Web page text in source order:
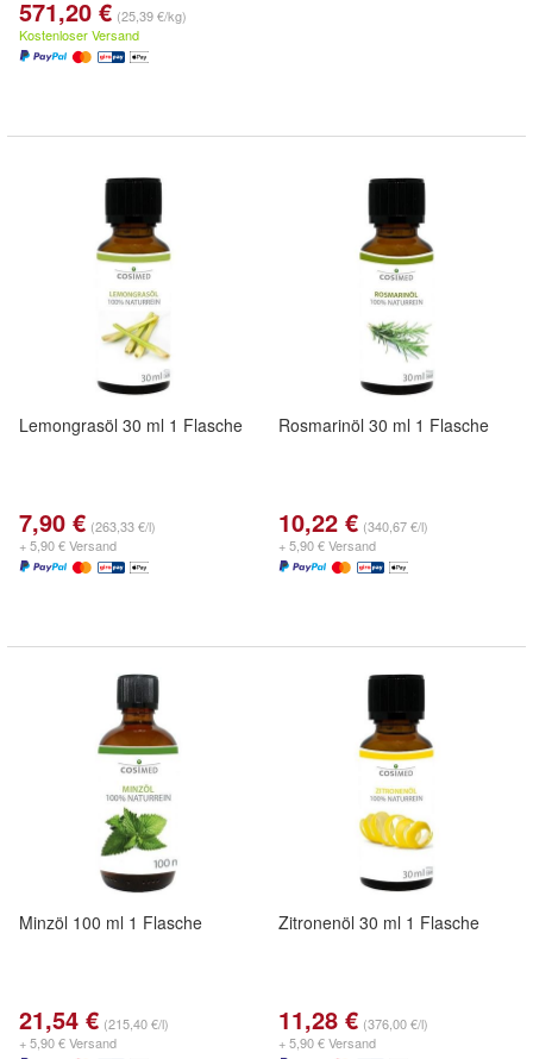
571,20 € (25,39 €/kg)
Kostenloser Versand
Lemongrasöl 30 ml 1 Flasche
7,90 € (263,33 €/l)
+ 5,90 € Versand
Rosmarinöl 30 ml 1 Flasche
10,22 € (340,67 €/l)
+ 5,90 € Versand
Minzöl 100 ml 1 Flasche
21,54 € (215,40 €/l)
+ 5,90 € Versand
Zitronenöl 30 ml 1 Flasche
11,28 € (376,00 €/l)
+ 5,90 € Versand